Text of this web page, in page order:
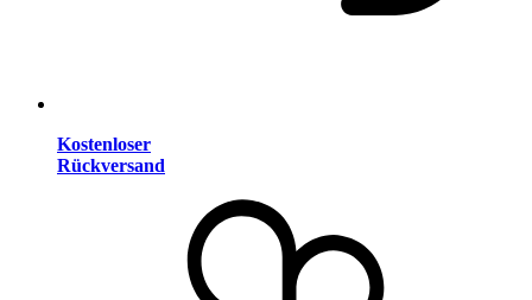
Kostenloser
Rückversand